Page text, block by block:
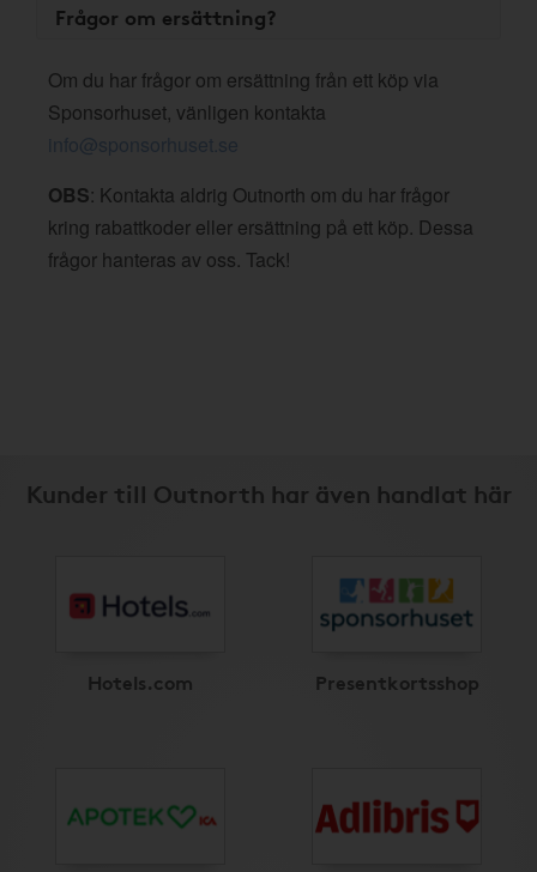
Frågor om ersättning?
Om du har frågor om ersättning från ett köp via
Sponsorhuset, vänligen kontakta
info@sponsorhuset.se
OBS: Kontakta aldrig Outnorth om du har frågor
kring rabattkoder eller ersättning på ett köp. Dessa
frågor hanteras av oss. Tack!
Kunder till Outnorth har även handlat här
Hotels.com Presentkortsshop